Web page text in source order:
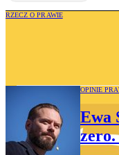
RZECZ O PRAWIE
OPINIE
Ewa